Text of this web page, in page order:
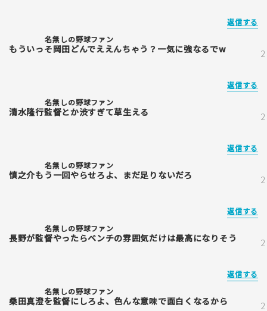
返信する
名無しの野球ファン
もういっそ岡田どんでええんちゃう？一気に強なるでw
返信する
名無しの野球ファン
清水隆行監督とか渋すぎて草生える
返信する
名無しの野球ファン
慎之介もう一回やらせろよ、まだ足りないだろ
返信する
名無しの野球ファン
長野が監督やったらベンチの雰囲気だけは最高になりそう
返信する
名無しの野球ファン
桑田真澄を監督にしろよ、色んな意味で面白くなるから